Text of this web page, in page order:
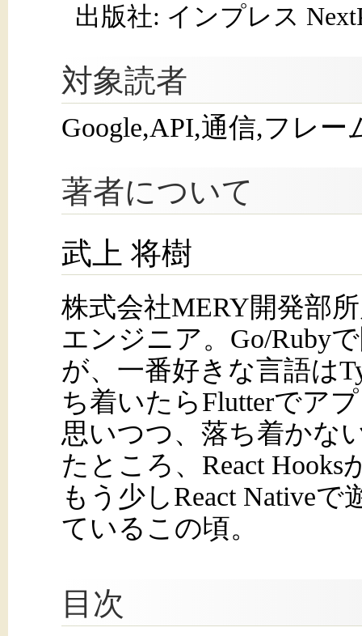
出版社: インプレス
対象読者
Google,API,通信,フレ
著者について
武上 将樹
株式会社MERY開発部
エンジニア。Go/Ruby
が、一番好きな言語は
ち着いたらFlutterでア
思いつつ、落ち着かな
たところ、React
もう少しReact Native
ているこの頃。
目次